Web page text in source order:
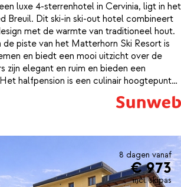
luxe 4-sterrenhotel in Cervinia, ligt in het
Breuil. Dit ski-in ski-out hotel combineert
met de warmte van traditioneel hout.
piste van het Matterhorn Ski Resort is
en biedt een mooi uitzicht over de
zijn elegant en ruim en bieden een
halfpension is een culinair hoogtepunt
Het ontbijt wordt samengesteld met
ingrediënten en het diner biedt een
groot verwarmd zwembad met whirlpool,
met ligstoelen.8 dagen vanaf
€ 973
incl. skipas